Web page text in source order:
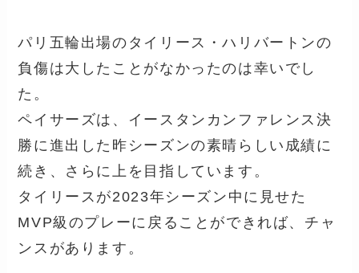
パリ五輪出場のタイリース・ハリバートンの
負傷は大したことがなかったのは幸いでし
た。
ペイサーズは、イースタンカンファレンス決
勝に進出した昨シーズンの素晴らしい成績に
続き、さらに上を目指しています。
タイリースが2023年シーズン中に見せた
MVP級のプレーに戻ることができれば、チャ
ンスがあります。